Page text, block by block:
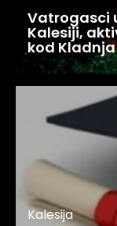
Vatrogasci
Kalesiji,
kod Kladnja
Kalesija